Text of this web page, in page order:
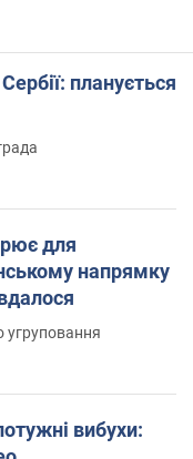
планується
Бєлграда
для
напрямку
угруповання
вибухи: